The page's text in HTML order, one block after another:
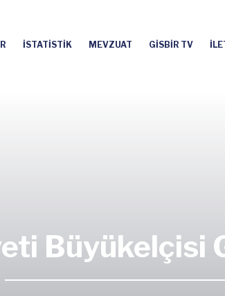
İSTATİSTİK MEVZUAT GİSBİR TV
Büyükelçisi